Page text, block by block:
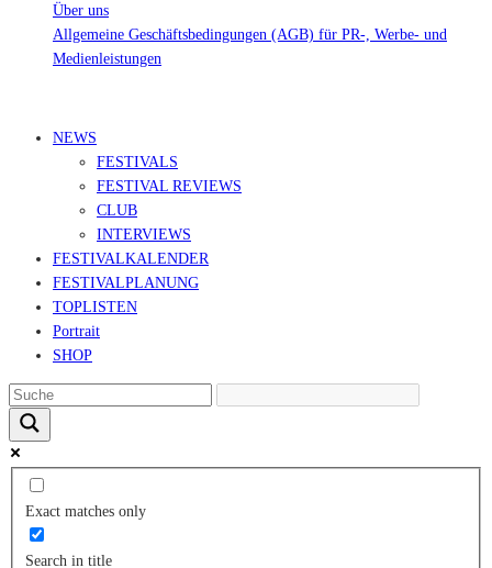
Über uns
Allgemeine Geschäftsbedingungen (AGB) für PR-, Werbe- und
Medienleistungen
NEWS
FESTIVALS
FESTIVAL REVIEWS
CLUB
INTERVIEWS
FESTIVALKALENDER
FESTIVALPLANUNG
TOPLISTEN
Portrait
SHOP
Exact matches only
Search in title